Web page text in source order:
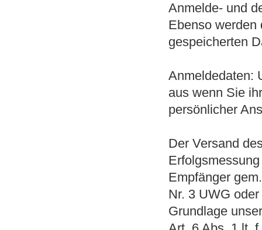
Anmelde- und
Ebenso werden
gespeicherten
Anmeldedaten:
aus wenn Sie
persönlicher
Der Versand
Empfänger
Nr. 3 UWG
Grundlage